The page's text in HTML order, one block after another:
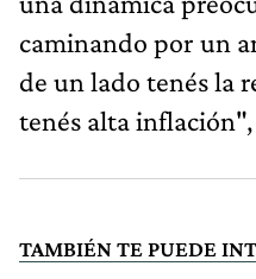
caminando por un
de un lado tenés la
tenés alta
TAMBIÉN TE PUEDE